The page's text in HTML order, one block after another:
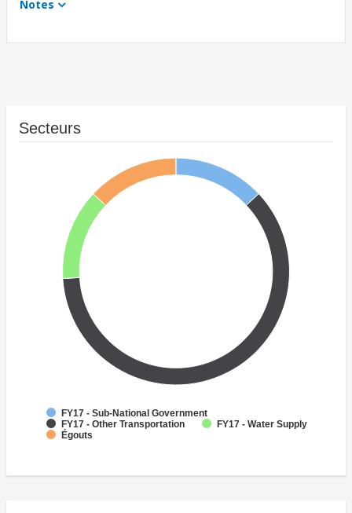
Notes
Secteurs
FY17 - Sub-National Government
FY17 - Other Transportation
FY17 - Water Supply
Égouts